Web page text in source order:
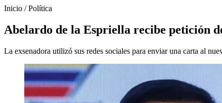
Inicio /Política
Abelardo de la Espriella recibe petición
La exsenadora utilizó sus redes sociales para enviar una carta al